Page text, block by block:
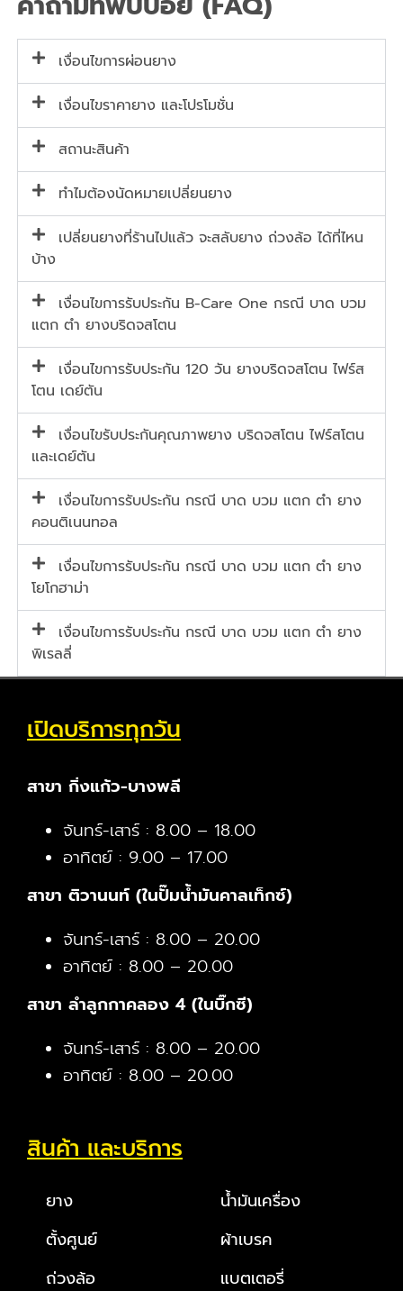
เงื่อนไขการผ่อนยาง
เงื่อนไขราคายาง และโปรโมชั่น
สถานะสินค้า
ทำไมต้องนัดหมายเปลี่ยนยาง
เปลี่ยนยางที่ร้านไปแล้ว จะสลับยาง ถ่วงล้อ ได้ที่ไหน
บ้าง
เงื่อนไขการรับประกัน B-Care One กรณี บาด บวม
แตก ตำ ยางบริดจสโตน
เงื่อนไขการรับประกัน 120 วัน ยางบริดจสโตน ไฟร์ส
โตน เดย์ตัน
เงื่อนไขรับประกันคุณภาพยาง บริดจสโตน ไฟร์สโตน
และเดย์ตัน
เงื่อนไขการรับประกัน กรณี บาด บวม แตก ตำ ยาง
คอนติเนนทอล
เงื่อนไขการรับประกัน กรณี บาด บวม แตก ตำ ยาง
โยโกฮาม่า
เงื่อนไขการรับประกัน กรณี บาด บวม แตก ตำ ยาง
พิเรลลี่
เปิดบริการทุกวัน
สาขา กิ่งแก้ว-บางพลี
จันทร์-เสาร์ : 8.00 – 18.00
อาทิตย์ : 9.00 – 17.00
สาขา ติวานนท์ (ในปั๊มน้ำมันคาลเท็กซ์)
จันทร์-เสาร์ : 8.00 – 20.00
อาทิตย์ : 8.00 – 20.00
สาขา ลำลูกกาคลอง 4 (ในบิ๊กซี)
จันทร์-เสาร์ : 8.00 – 20.00
อาทิตย์ : 8.00 – 20.00
สินค้า และบริการ
ยาง
ตั้งศูนย์
ถ่วงล้อ
น้ำมันเครื่อง
ผ้าเบรค
แบตเตอรี่